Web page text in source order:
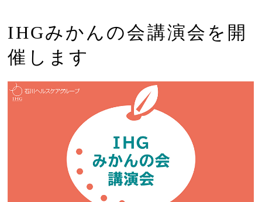
IHGみかんの会講演会を開
催します